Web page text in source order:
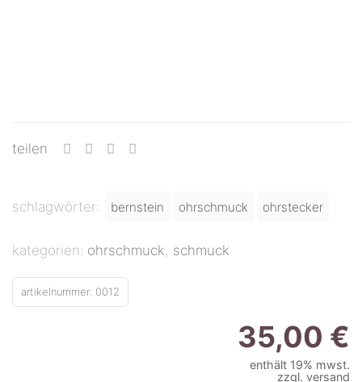
teilen
schlagwörter: bernstein ohrschmuck ohrstecker
kategorien: ohrschmuck, schmuck
artikelnummer: 0012
35,00 €
enthält 19% mwst.
zzgl. versand